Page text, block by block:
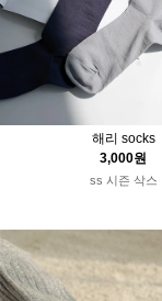
해리 socks
3,000원
ss 시즌 삭스